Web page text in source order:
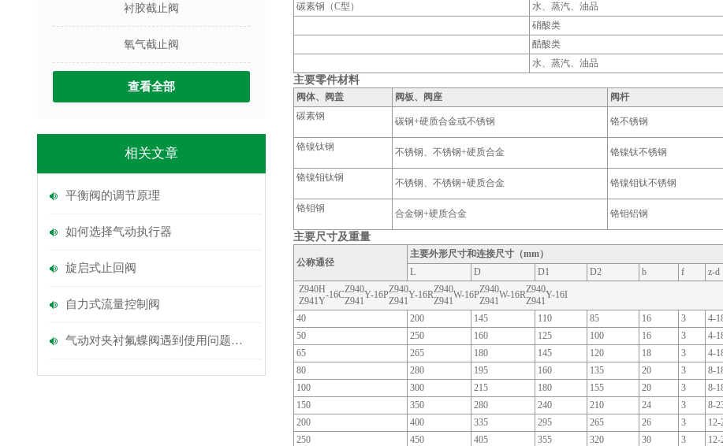
衬胶截止阀
氧气截止阀
查看全部
相关文章
平衡阀的调节原理
如何选择气动执行器
旋启式止回阀
自力式流量控制阀
气动对夹衬氟蝶阀遇到使用问题该如何解决
碳素钢（C型）
水、蒸汽、油品
硝酸类
醋酸类
水、蒸汽、油品
主要零件材料
阀体、阀盖 阀板、阀座 阀杆
碳素钢
碳钢+硬质合金或不锈钢 铬不锈钢
铬镍钛钢 不锈钢、不锈钢+硬质合金 铬镍钛不锈钢
铬镍钼钛钢 不锈钢、不锈钢+硬质合金 铬镍钼钛不锈钢
铬钼钢 合金钢+硬质合金 铬钼铝钢
主要尺寸及重量
公称通径
主要外形尺寸和连接尺寸（mm）
L
D D1 D2 b f z-d
Z940H-16CZ940Y-16PZ940Y-16RZ940W-16PZ940W-16RZ940Y-16I
Z941Y Z941 Z941 Z941 Z941
Z941
40
200 145 110 85 16 3 4-
50
250 160 125 100 16 3 4-
65
265 180 145 120 18 3 4-
80
280 195 160 135 20 3 8-
100
300 215 180 155 20 3 8-
150
350 280 240 210 24 3 8-
200
400 335 295 265 26 3 12-
250
450 405 355 320 30 3 12-